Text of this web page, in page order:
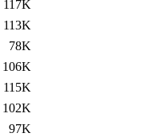
117K
113K
78K
106K
115K
102K
97K